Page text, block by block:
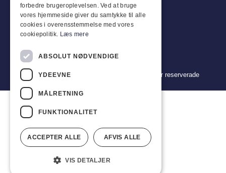
Snabblänkar
Integritetspolicy
Försäljnings- och leveransvillkor
Copyright 2024 © Viggo Bendz. Alla rättigheter reserverade
forbedre brugeroplevelsen. Ved at bruge
vores hjemmeside giver du samtykke til alle
cookies i overensstemmelse med vores
cookiepolitik. Læs mere
ABSOLUT NØDVENDIGE
YDEEVNE
MÅLRETNING
FUNKTIONALITET
ACCEPTER ALLE AFVIS ALLE
VIS DETALJER